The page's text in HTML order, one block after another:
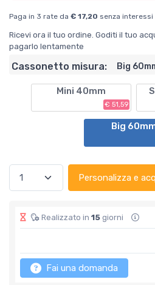
Paga in 3 rate da € 17,20 senza interessi
Ricevi ora il tuo ordine. Goditi il tuo
pagarlo lentamente
Cassonetto misura: Big
Mini 40mm
€ 51,59
Big
Personalizza e
Realizzato in 15 giorni
Fai una domanda